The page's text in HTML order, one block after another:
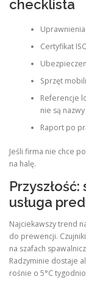
checklista
Certyfikat
Sprzęt
Referencje
nie są
Raport po
Jeśli firma nie chce
na halę.
usługa
Najciekawszy trend
do prewencji.
na szafach
Radzyminie dostaje
rośnie o 5°C